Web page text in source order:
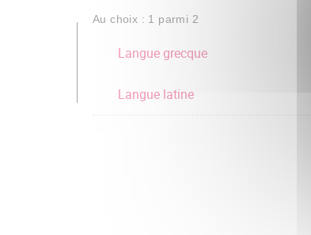
Au choix : 1 parmi 2
Langue grecque
Langue latine